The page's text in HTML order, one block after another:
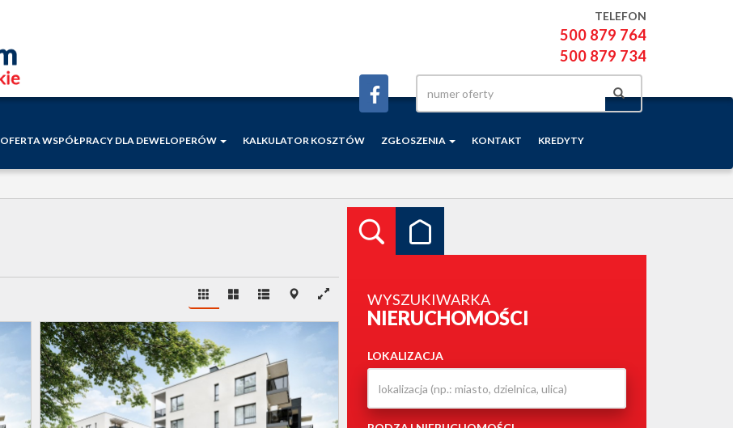
TELEFON
500 879 764
500 879 734
OFERTA WSPÓŁPRACY DLA DEWELOPERÓW KALKULATOR KOSZTÓW ZGŁOSZENIA KONTAKT KREDYTY
WYSZUKIWARKA
NIERUCHOMOŚCI
LOKALIZACJA